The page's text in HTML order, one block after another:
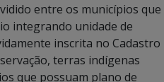
entre os municípios que
integrando unidade de
inscrita no Cadastro
terras indígenas
que possuam plano de